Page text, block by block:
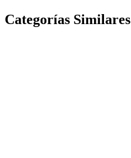
Categorías Similares